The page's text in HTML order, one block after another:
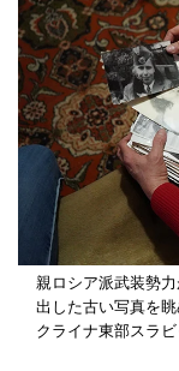
親ロシア派武装勢
出した古い写真を
クライナ東部スラ